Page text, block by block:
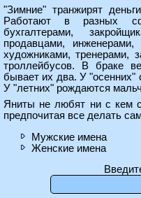
"Зимние" транжирят
Работают в разных
бухгалтерами,
продавцами,
художниками, тренерами,
троллейбусов. В браке
бывает их два. У
У "летних" рождаются
Яниты не любят ни с кем
предпочитая все делать
Мужские имена
Женские имена